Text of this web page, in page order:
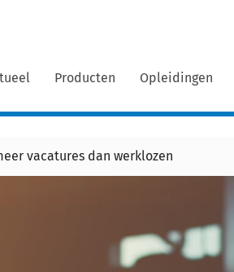
Producten Opleidingen
vacatures dan werklozen